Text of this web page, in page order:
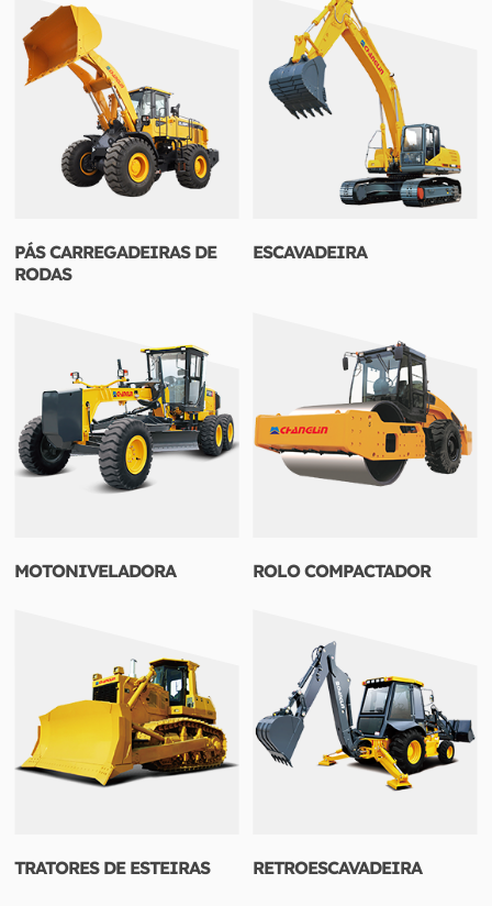
PÁS CARREGADEIRAS DE
RODAS
ESCAVADEIRA
MOTONIVELADORA ROLO COMPACTADOR
TRATORES DE ESTEIRAS RETROESCAVADEIRA